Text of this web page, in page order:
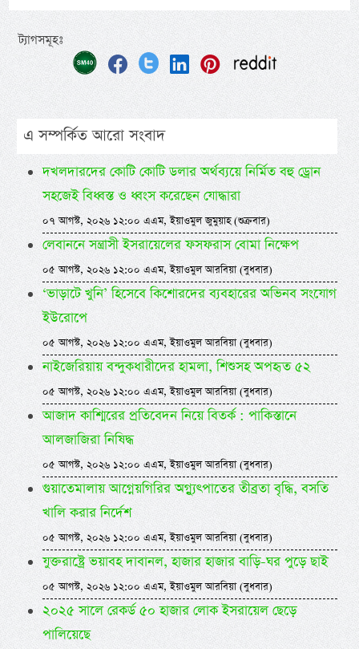
ট্যাগসমূহঃ
এ সম্পর্কিত আরো সংবাদ
দখলদারদের কোটি কোটি ডলার অর্থব্যয়ে নির্মিত বহু ড্রোন
সহজেই বিধ্বস্ত ও ধ্বংস করেছেন যোদ্ধারা
০৭ আগস্ট, ২০২৬ ১২:০০ এএম, ইয়াওমুল জুমুয়াহ (শুক্রবার)
লেবাননে সন্ত্রাসী ইসরায়েলের ফসফরাস বোমা নিক্ষেপ
০৫ আগস্ট, ২০২৬ ১২:০০ এএম, ইয়াওমুল আরবিয়া (বুধবার)
‘ভাড়াটে খুনি’ হিসেবে কিশোরদের ব্যবহারের অভিনব সংযোগ
ইউরোপে
০৫ আগস্ট, ২০২৬ ১২:০০ এএম, ইয়াওমুল আরবিয়া (বুধবার)
নাইজেরিয়ায় বন্দুকধারীদের হামলা, শিশুসহ অপহৃত ৫২
০৫ আগস্ট, ২০২৬ ১২:০০ এএম, ইয়াওমুল আরবিয়া (বুধবার)
আজাদ কাশ্মিরের প্রতিবেদন নিয়ে বিতর্ক : পাকিস্তানে
আলজাজিরা নিষিদ্ধ
০৫ আগস্ট, ২০২৬ ১২:০০ এএম, ইয়াওমুল আরবিয়া (বুধবার)
গুয়াতেমালায় আগ্নেয়গিরির অগ্ন্যুৎপাতের তীব্রতা বৃদ্ধি, বসতি
খালি করার নির্দেশ
০৫ আগস্ট, ২০২৬ ১২:০০ এএম, ইয়াওমুল আরবিয়া (বুধবার)
যুক্তরাষ্ট্রে ভয়াবহ দাবানল, হাজার হাজার বাড়ি-ঘর পুড়ে ছাই
০৫ আগস্ট, ২০২৬ ১২:০০ এএম, ইয়াওমুল আরবিয়া (বুধবার)
২০২৫ সালে রেকর্ড ৫০ হাজার লোক ইসরায়েল ছেড়ে
পালিয়েছে